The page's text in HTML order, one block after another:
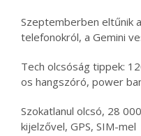
Szeptemberben eltűnik
telefonokról, a Gemini
Tech olcsóság tippek:
os hangszóró, power
Szokatlanul olcsó, 28
kijelzővel, GPS, SIM-mel